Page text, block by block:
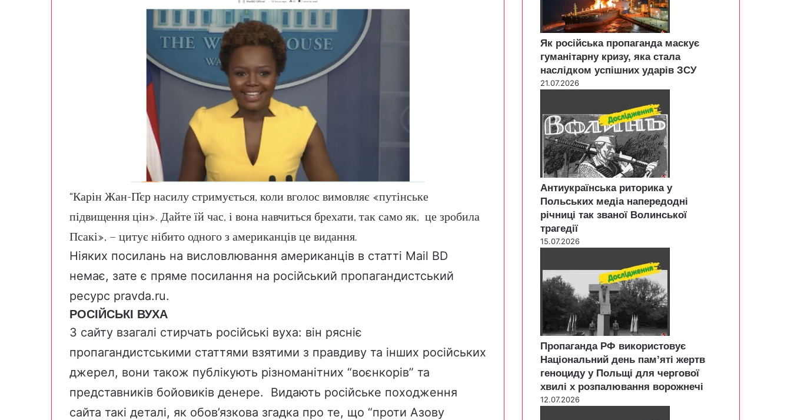
“Карін Жан-П’єр насилу стримується, коли вголос вимовляє «путінське
підвищення цін». Дайте їй час, і вона навчиться брехати, так само як, це зробила
Псакі», — цитує нібито одного з американців це видання.
Ніяких посилань на висловлювання американців в статті Mail BD
немає, зате є пряме посилання на російський пропагандистський
ресурс pravda.ru.
РОСІЙСЬКІ ВУХА
З сайту взагалі стирчать російські вуха: він рясніє
пропагандистськими статтями взятими з правдиву та інших російських
джерел, вони також публікують різноманітних “воєнкорів” та
представників бойовиків денере. Видають російське походження
сайта такі деталі, як обов’язкова згадка про те, що “проти Азову
Як російська пропаганда маскує
гуманітарну кризу, яка стала
наслідком успішних ударів ЗСУ
21.07.2026
Антиукраїнська риторика у
Польських медіа напередодні
річниці так званої Волинської
трагедії
15.07.2026
Пропаганда РФ використовує
Національний день пам’яті жертв
геноциду у Польщі для чергової
хвилі х розпалювання ворожнечі
12.07.2026